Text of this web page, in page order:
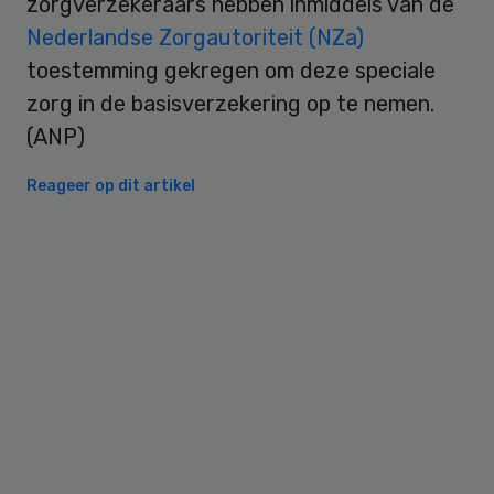
Nederlandse Zorgautoriteit (NZa)
toestemming gekregen om deze speciale
zorg in de basisverzekering op te nemen.
(ANP)
Reageer op dit artikel